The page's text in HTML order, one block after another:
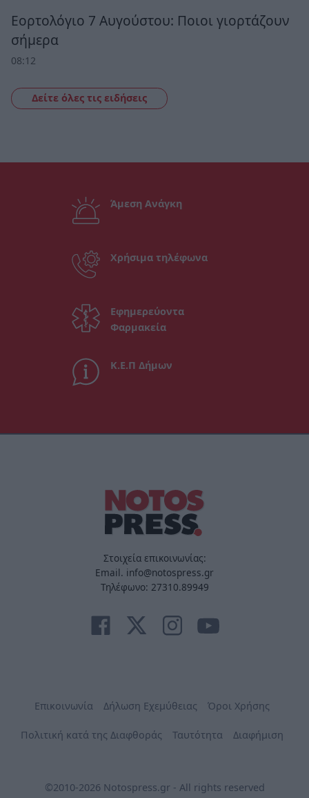
Εορτολόγιο 7 Αυγούστου: Ποιοι γιορτάζουν
σήμερα
08:12
Δείτε όλες τις ειδήσεις
Άμεση Ανάγκη
Χρήσιμα τηλέφωνα
Εφημερεύοντα
Φαρμακεία
Κ.Ε.Π Δήμων
Στοιχεία επικοινωνίας:
Email. info@notospress.gr
Τηλέφωνο: 27310.89949
Επικοινωνία Δήλωση Εχεμύθειας Όροι Χρήσης
Πολιτική κατά της Διαφθοράς Ταυτότητα Διαφήμιση
©2010-2026 Notospress.gr - All rights reserved